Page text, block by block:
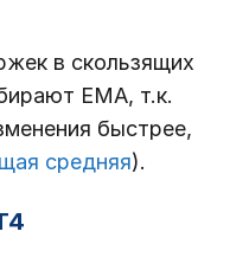
в скользящих
EMA, т.к.
быстрее,
средняя).